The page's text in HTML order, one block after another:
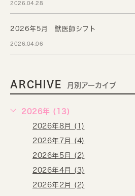
2026.04.28
2026年5月 獣医師シフト
2026.04.06
ARCHIVE 月別アーカイブ
2026年 (13)
2026年8月 (1)
2026年7月 (4)
2026年5月 (2)
2026年4月 (3)
2026年2月 (2)